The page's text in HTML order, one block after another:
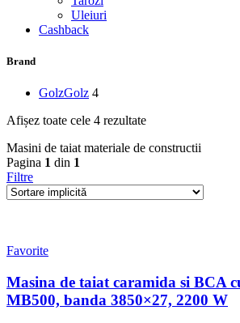
Uleiuri
Cashback
Brand
GolzGolz 4
Afișez toate cele 4 rezultate
Masini de taiat materiale de constructii
Pagina 1 din 1
Filtre
Favorite
Masina de taiat caramida si BCA
MB500, banda 3850×27, 2200 W